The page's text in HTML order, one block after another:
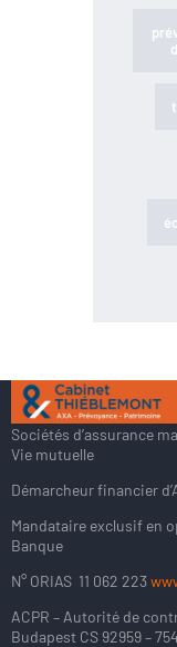
Sociétés d’assurance
Vie mutuelle
Démarcheur financier
Mandataire exclusif en
Banque
N° ORIAS 11 062 223
ACPR – Autorité de
Budapest CS 92959 –